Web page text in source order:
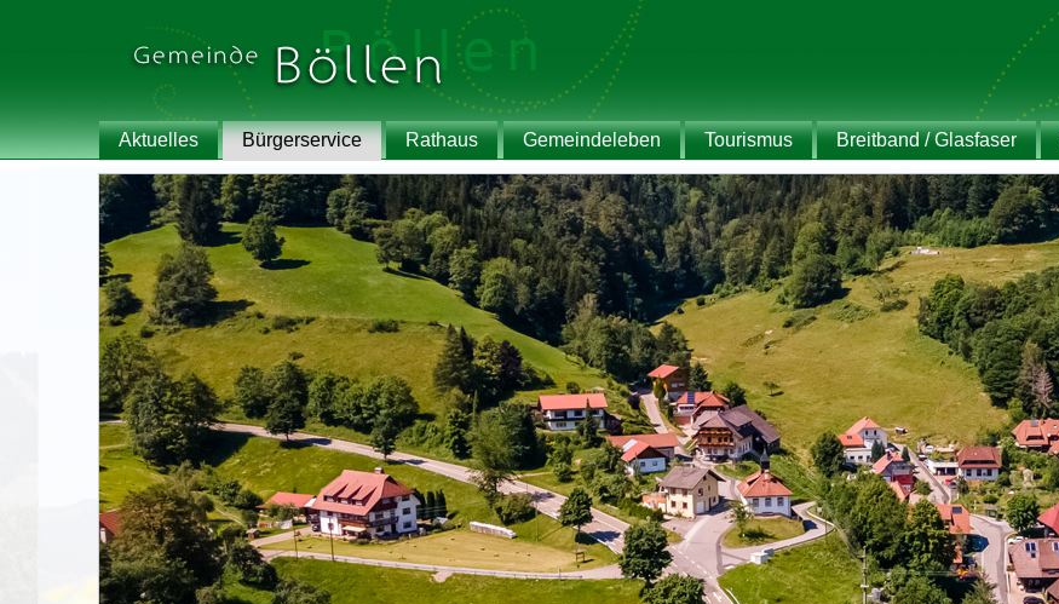
Aktuelles Bürgerservice Rathaus Gemeindeleben Tourismus Breitband / Glasfaser